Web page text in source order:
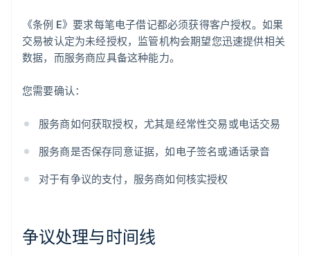
《条例 E》要求每笔电子借记都必须获得客户授权。如果
交易被认定为未经授权，监管机构会期望您迅速提供相关
数据，而服务商应具备这种能力。
您需要确认：
服务商如何获取授权，尤其是经常性交易或电话交易
服务商是否保存同意证据，如电子签名或通话录音
对于有争议的支付，服务商如何核实授权
争议处理与时间线